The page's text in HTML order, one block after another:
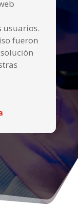
usuarios.
fueron